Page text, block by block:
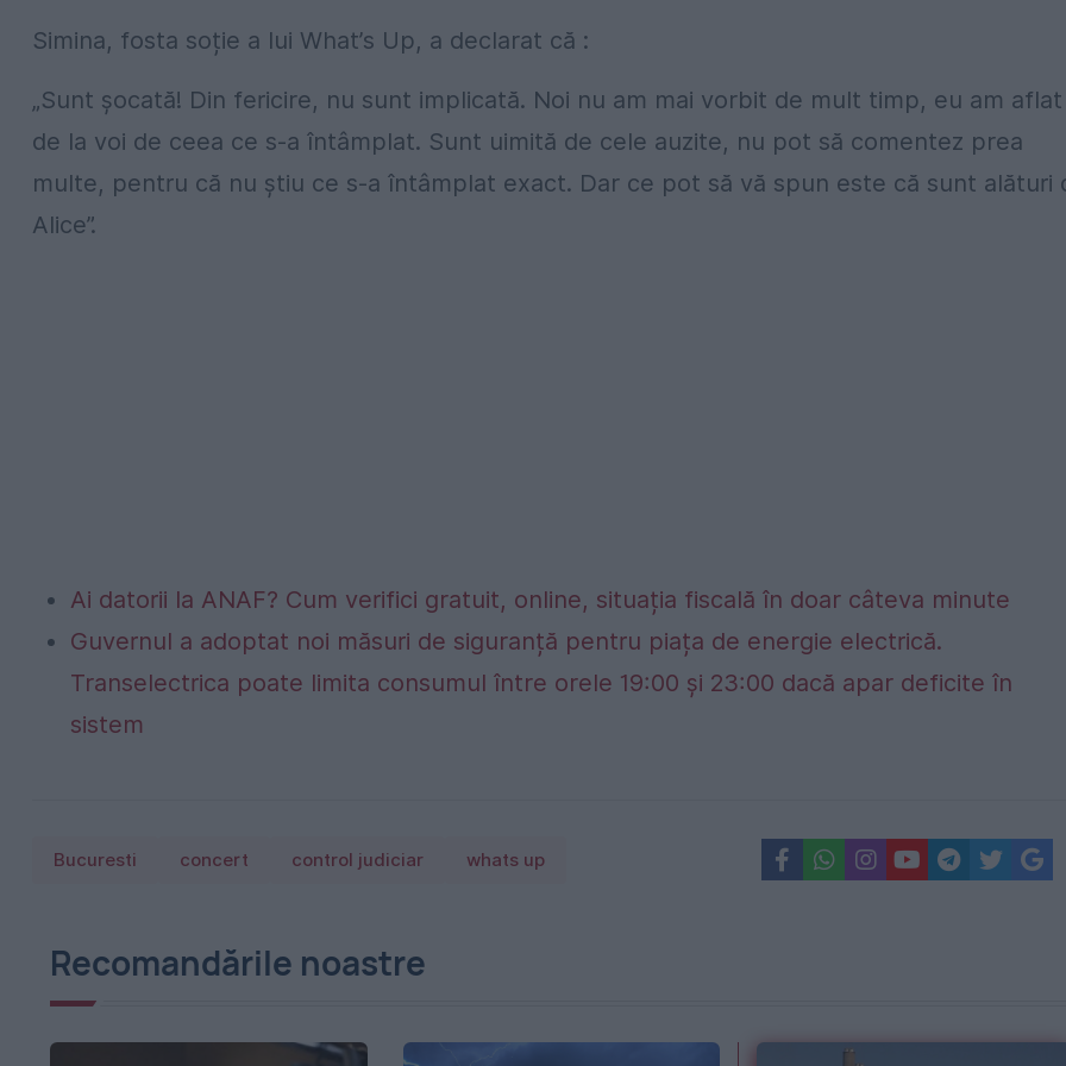
Simina, fosta soție a lui What’s Up, a declarat că :
„Sunt șocată! Din fericire, nu sunt implicată. Noi nu am mai vorbit de mult timp, eu am aflat
de la voi de ceea ce s-a întâmplat. Sunt uimită de cele auzite, nu pot să comentez prea
multe, pentru că nu știu ce s-a întâmplat exact. Dar ce pot să vă spun este că sunt alături
Alice”.
Ai datorii la ANAF? Cum verifici gratuit, online, situația fiscală în doar câteva minute
Guvernul a adoptat noi măsuri de siguranță pentru piața de energie electrică.
Transelectrica poate limita consumul între orele 19:00 și 23:00 dacă apar deficite în
sistem
Bucuresti concert control judiciar whats up
Recomandările noastre